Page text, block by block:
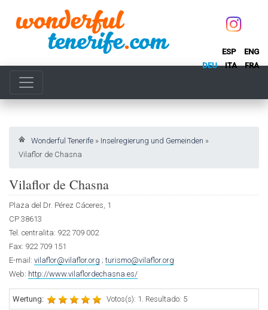
ESP
ENG
DEU
ITA FRA
Wonderful Tenerife » Inselregierung und Gemeinden »
Vilaflor de Chasna
Vilaflor de Chasna
Plaza del Dr. Pérez Cáceres, 1
CP 38613
Tel. centralita: 922 709 002
Fax: 922 709 151
E-mail: vilaflor@vilaflor.org ;turismo@vilaflor.org
Web: http://www.vilaflordechasna.es/
Wertung: Votos(s): 1. Resultado: 5